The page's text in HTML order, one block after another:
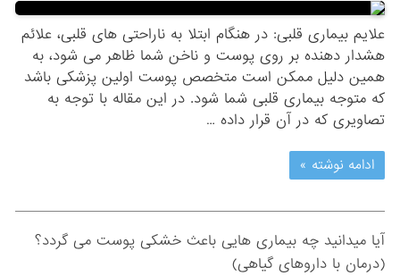
علایم بیماری قلبی: در هنگام ابتلا به ناراحتی های قلبی، علائم
هشدار دهنده بر روی پوست و ناخن شما ظاهر می شود، به
همین دلیل ممکن است متخصص پوست اولین پزشکی باشد
که متوجه بیماری قلبی شما شود. در این مقاله با توجه به
تصاویری که در آن قرار داده …
ادامه نوشته »
آیا میدانید چه بیماری هایی باعث خشکی پوست می گردد؟
(درمان با داروهای گیاهی)